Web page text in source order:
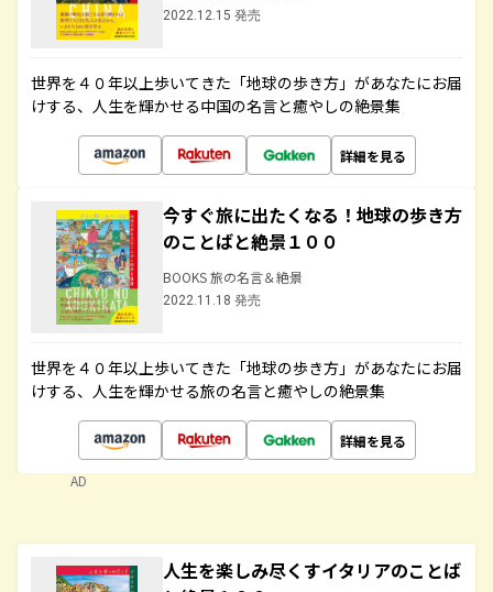
2022.12.15 発売
世界を４０年以上歩いてきた「地球の歩き方」があなたにお届
けする、人生を輝かせる中国の名言と癒やしの絶景集
詳細を見る
今すぐ旅に出たくなる！地球の歩き方
のことばと絶景１００
BOOKS 旅の名言＆絶景
2022.11.18 発売
世界を４０年以上歩いてきた「地球の歩き方」があなたにお届
けする、人生を輝かせる旅の名言と癒やしの絶景集
詳細を見る
AD
人生を楽しみ尽くすイタリアのことば